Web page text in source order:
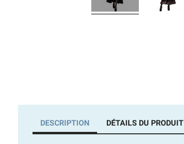
DESCRIPTION DÉTAILS DU PRODUIT